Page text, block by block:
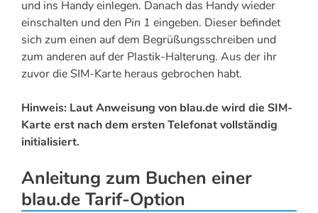
und ins Handy einlegen. Danach das Handy wieder
einschalten und den Pin 1 eingeben. Dieser befindet
sich zum einen auf dem Begrüßungsschreiben und
zum anderen auf der Plastik-Halterung. Aus der ihr
zuvor die SIM-Karte heraus gebrochen habt.
Hinweis: Laut Anweisung von blau.de wird die SIM-
Karte erst nach dem ersten Telefonat vollständig
initialisiert.
Anleitung zum Buchen einer
blau.de Tarif-Option